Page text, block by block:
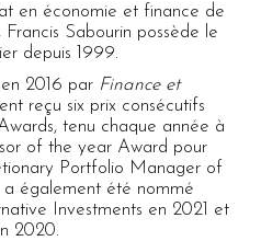
en économie et finance de
Francis Sabourin possède le
depuis 1999.
2016 par Finance et
reçu six prix consécutifs
tenu chaque année à
of the year Award pour
Portfolio Manager of
également été nommé
Investments en 2021 et
2020.